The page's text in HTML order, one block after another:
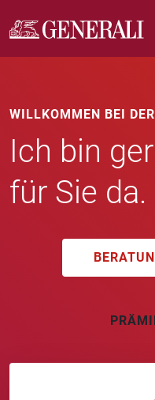
WILLKOMMEN BEI
Ich bin
für Sie da.